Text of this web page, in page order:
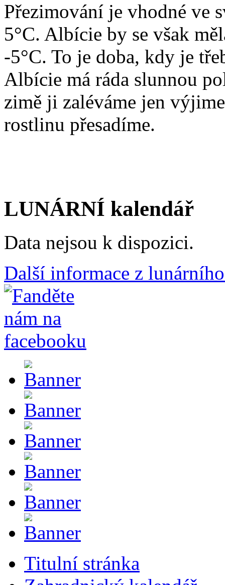
Přezimování je vhodné ve
5°C. Albície by se však
-5°C. To je doba, kdy je
Albície má ráda slunnou
zimě ji zaléváme jen
rostlinu přesadíme.
LUNÁRNÍ kalendář
Data nejsou k dispozici.
Další informace z
Titulní stránka